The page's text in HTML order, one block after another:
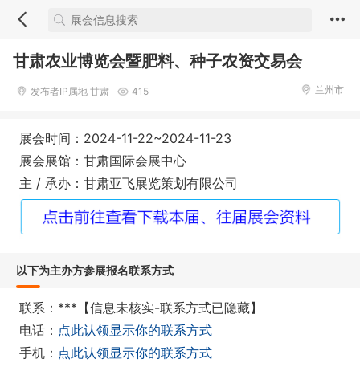
甘肃农业博览会暨肥料、种子农资交易会
发布者IP属地 甘肃 415 兰州市
展会时间：2024-11-22~2024-11-23
展会展馆：甘肃国际会展中心
主 / 承办：甘肃亚飞展览策划有限公司
以下为主办方参展报名联系方式
联系：***【信息未核实-联系方式已隐藏】
电话： 点此认领显示你的联系方式
手机： 点此认领显示你的联系方式